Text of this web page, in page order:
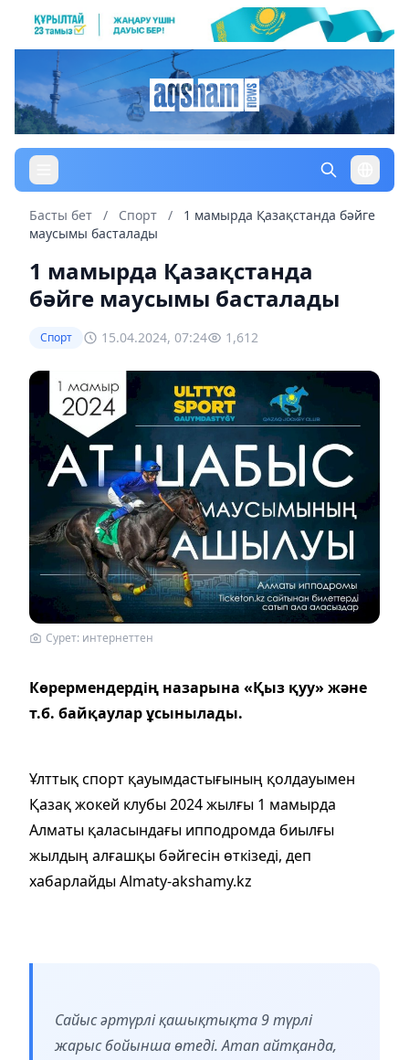
Басты бет / Спорт /
1 мамырда Қазақстанда бәйге
маусымы басталады
1 мамырда Қазақстанда
бәйге маусымы басталады
Спорт 15.04.2024, 07:24 1,612
Сурет: интернеттен
Көрермендердің назарына «Қыз қуу» және
т.б. байқаулар ұсынылады.
Ұлттық спорт қауымдастығының қолдауымен
Қазақ жокей клубы 2024 жылғы 1 мамырда
Алматы қаласындағы ипподромда биылғы
жылдың алғашқы бәйгесін өткізеді, деп
хабарлайды Almaty-akshamy.kz
Сайыс әртүрлі қашықтықта 9 түрлі
жарыс бойынша өтеді. Атап айтқанда,